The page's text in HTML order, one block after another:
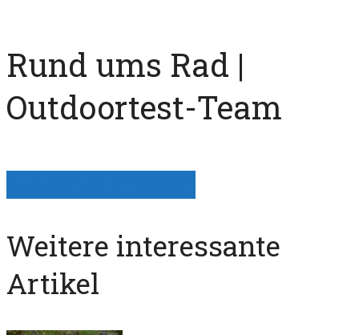
Rund ums Rad |
Outdoortest-Team
Weitere interessante
Artikel